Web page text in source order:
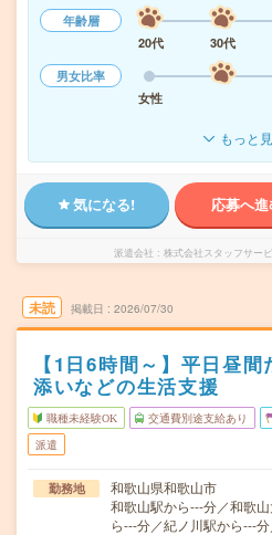
年齢層
20代
30代
男女比率
女性
もっと
気になる! 応募へ
派遣会社 株式会社スタッフサー
未読 掲載日 2026/07/30
【1日6時間～】平日昼
添いなどの生活支援
職種未経験OK 交通費別途支給あり
派遣
勤務地
和歌山県和歌山市
和歌山駅から---分／和歌
ら---分／紀ノ川駅から---